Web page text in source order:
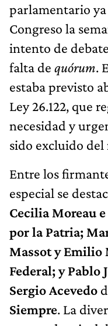
parlamentario
Congreso la
intento de
falta de quórum.
estaba previsto
Ley 26.122, que
necesidad y
sido excluido
Entre los
especial se
Cecilia Moreau
por la Patria;
Massot y Emilio
Federal; y Pablo
Sergio Acevedo
Siempre. La